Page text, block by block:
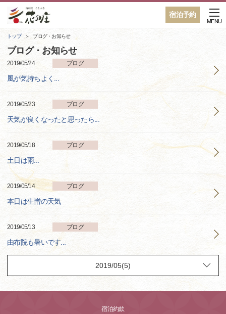
宿泊予約
MENU
トップ ブログ・お知らせ
ブログ・お知らせ
2019/05/24 ブログ
風が気持ちよく...
2019/05/23 ブログ
天気が良くなったと思ったら...
2019/05/18 ブログ
土日は雨...
2019/05/14 ブログ
本日は生憎の天気
2019/05/13 ブログ
由布院も暑いです...
宿泊約款